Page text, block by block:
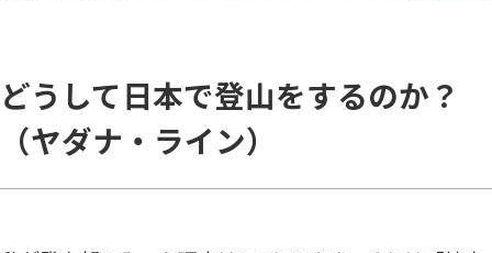
どうして日本で登山をするのか？
（ヤダナ・ライン）